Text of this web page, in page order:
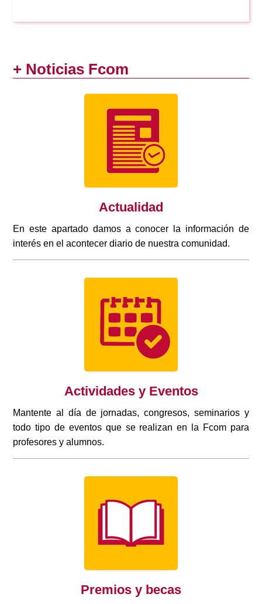
+ Noticias Fcom
Actualidad
En este apartado damos a conocer la información de
interés en el acontecer diario de nuestra comunidad.
Actividades y Eventos
Mantente al día de jornadas, congresos, seminarios y
todo tipo de eventos que se realizan en la Fcom para
profesores y alumnos.
Premios y becas